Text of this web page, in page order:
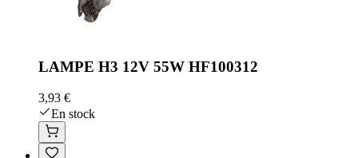
LAMPE H3 12V 55W HF100312
3,93 €
En stock